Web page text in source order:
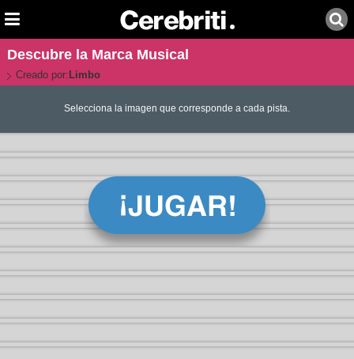
Descubre la Marca Musical
Creado por: Limbo
Selecciona la imagen que corresponde a cada pista.